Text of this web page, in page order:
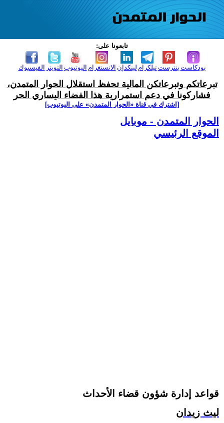
تابعونا على:
الفيسبوك التويتر اليوتيوب الانستغرام لينكدإن تيلكرامبنترست بودكاست
تبرعاتكم وتبرعاتكن المالية تحفظ استقلال الحوار المتمدن،
فشاركونا في دعم استمرارية هذا الفضاء اليساري الحر
[اشترك في قناة ‫«الحوار المتمدن» على اليوتيوب]
الحوار المتمدن - موبايل
الموقع الرئيسي
قواعد إدارة شؤون قضاء الأحداث
ليث زيدان